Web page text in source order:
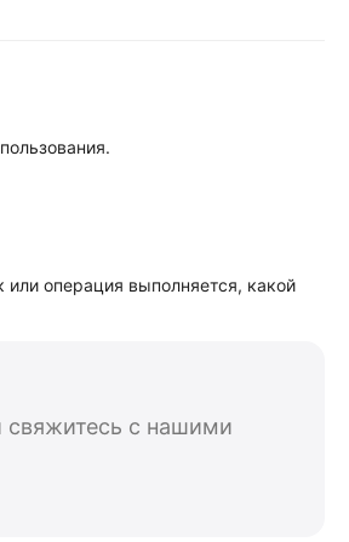
операция выполняется, какой
свяжитесь с нашими